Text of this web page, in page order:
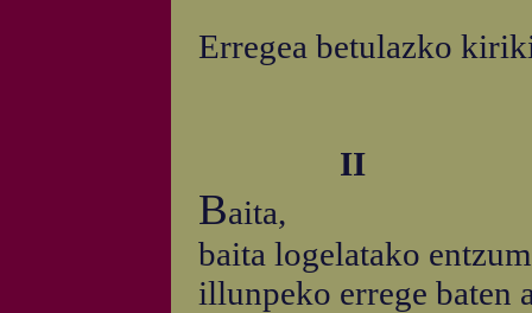
Erregea betulazko
II
Baita,
baita logelatako
illunpeko errege baten